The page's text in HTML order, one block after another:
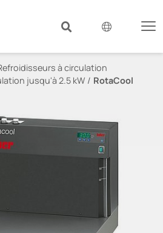
à circulation
jusqu'à 2.5 kW
RotaCool